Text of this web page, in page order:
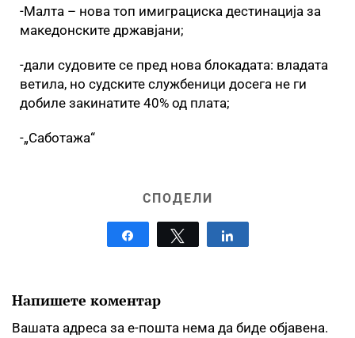
-Малта – нова топ имиграциска дестинација за
македонските државјани;
-дали судовите се пред нова блокадата: владата
ветила, но судските службеници досега не ги
добиле закинатите 40% од плата;
-„Саботажа“
СПОДЕЛИ
Tweet
Напишете коментар
Вашата адреса за е-пошта нема да биде објавена.